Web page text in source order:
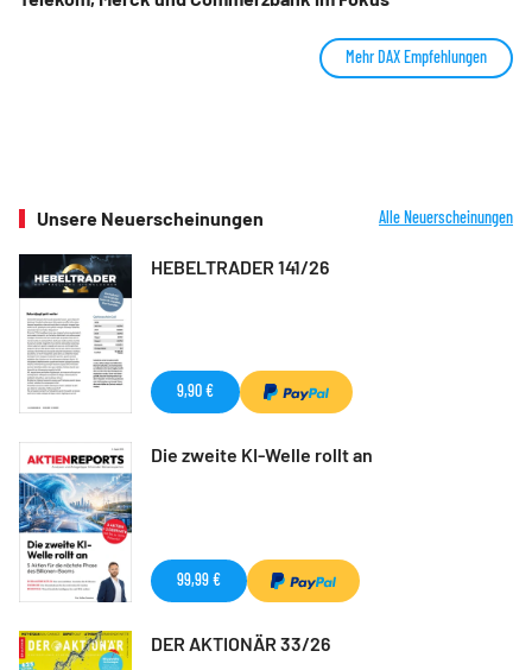
Mehr DAX Empfehlungen
Unsere Neuerscheinungen Alle Neuerscheinungen
HEBELTRADER 141/26
9,90 €
Die zweite KI-Welle rollt an
99,99 €
DER AKTIONÄR 33/26